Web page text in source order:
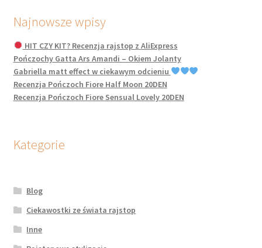
Najnowsze wpisy
HIT CZY KIT? Recenzja rajstop z AliExpress
Pończochy Gatta Ars Amandi – Okiem Jolanty
Gabriella matt effect w ciekawym odcieniu
Recenzja Pończoch Fiore Half Moon 20DEN
Recenzja Pończoch Fiore Sensual Lovely 20DEN
Kategorie
Blog
Ciekawostki ze świata rajstop
Inne